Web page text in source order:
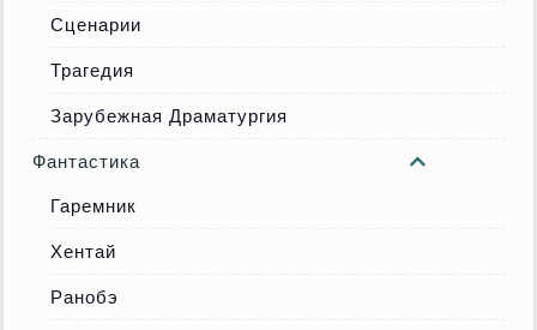
Сценарии
Трагедия
Зарубежная Драматургия
Фантастика
Гаремник
Хентай
Ранобэ